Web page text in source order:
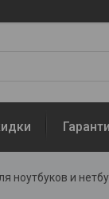
ноутбуков и